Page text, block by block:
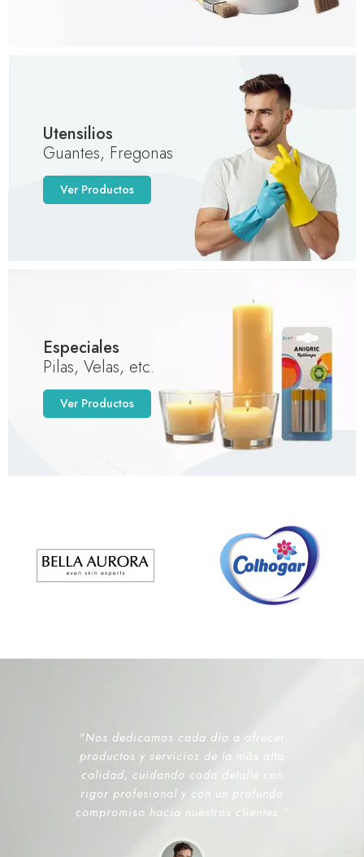
Utensilios
Guantes, Fregonas
Ver Productos
Especiales
Pilas, Velas, etc.
Ver Productos
"Nos dedicamos cada día a ofrecer
productos y servicios de la más alta
calidad, cuidando cada detalle con
rigor profesional y con un profundo
compromiso hacia nuestros clientes."